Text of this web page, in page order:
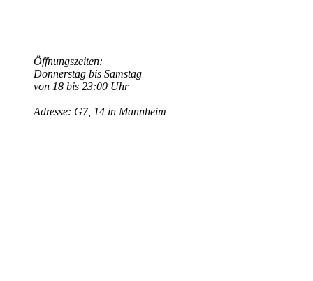
Öffnungszeiten:
Donnerstag bis Samstag
von 18 bis 23:00 Uhr
Adresse: G7, 14 in Mannheim